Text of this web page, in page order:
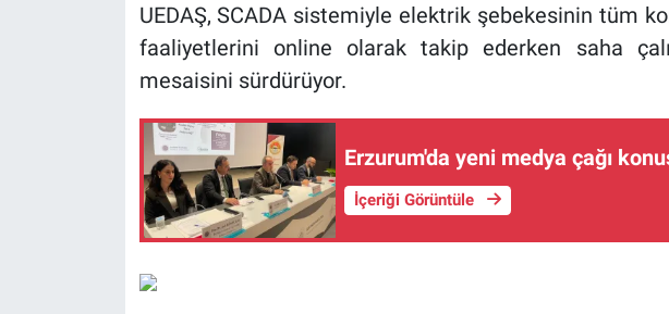
UEDAŞ, SCADA sistemiyle elektrik şebekesinin tüm
faaliyetlerini online olarak takip ederken saha
mesaisini sürdürüyor.
Erzurum'da yeni medya çağı
İçeriği Görüntüle